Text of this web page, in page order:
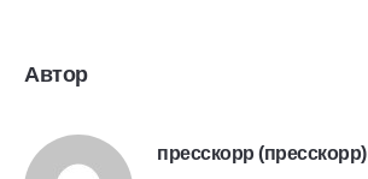
Автор
пресскорр (пресскорр)